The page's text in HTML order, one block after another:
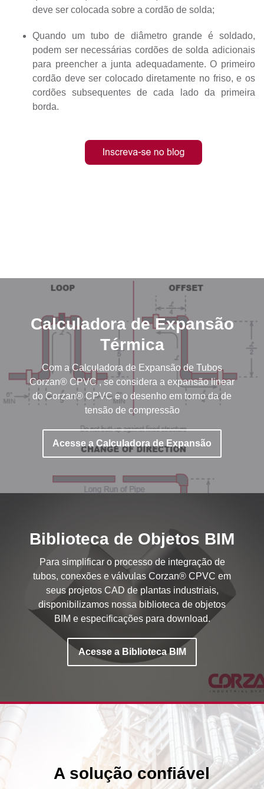
deve ser colocada sobre a cordão de solda;
Quando um tubo de diâmetro grande é soldado,
podem ser necessárias cordões de solda adicionais
para preencher a junta adequadamente. O primeiro
cordão deve ser colocado diretamente no friso, e os
cordões subsequentes de cada lado da primeira
borda.
Calculadora de Expansão
Térmica
Com a Calculadora de Expansão de Tubos
Corzan® CPVC , se considera a expansão linear
do Corzan® CPVC e o desenho em torno da de
tensão de compressão
Acesse a Calculadora de Expansão
Biblioteca de Objetos BIM
Para simplificar o processo de integração de
tubos, conexões e válvulas Corzan® CPVC em
seus projetos CAD de plantas industriais,
disponibilizamos nossa biblioteca de objetos
BIM e especificações para download.
Acesse a Biblioteca BIM
A solução confiável